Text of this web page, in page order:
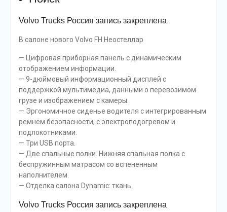
Volvo Trucks Россия запись закреплена
В салоне нового Volvo FH Неостеллар
— Цифровая приборная панель с динамическим
отображением информации.
— 9-дюймовый информационный дисплей с
поддержкой мультимедиа, данными о перевозимом
грузе и изображением с камеры.
— Эргономичное сиденье водителя с интегрированным
ремнём безопасности, с электроподогревом и
подлокотниками.
— Три USB порта.
— Две спальные полки. Нижняя спальная полка с
беспружинным матрасом со вспененным
наполнителем.
— Отделка салона Dynamic: ткань.
Volvo Trucks Россия запись закреплена